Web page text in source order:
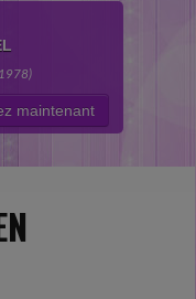
maintenant